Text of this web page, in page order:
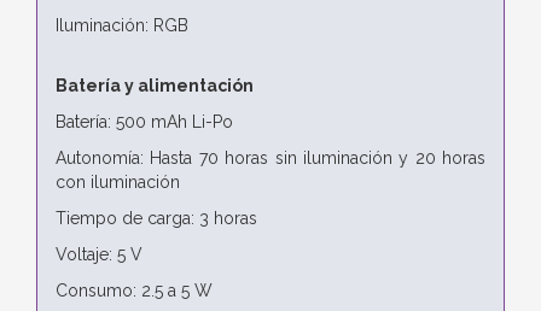
Iluminación: RGB
Batería y alimentación
Batería: 500 mAh Li-Po
Autonomía: Hasta 70 horas sin iluminación y 20 horas
con iluminación
Tiempo de carga: 3 horas
Voltaje: 5 V
Consumo: 2.5 a 5 W